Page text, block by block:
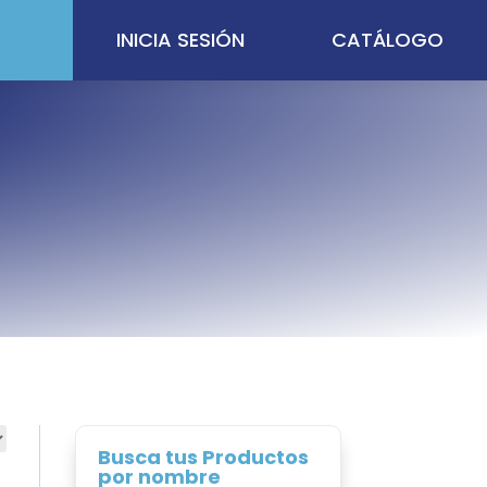
INICIA SESIÓN CATÁLOGO
Busca tus Productos
por nombre